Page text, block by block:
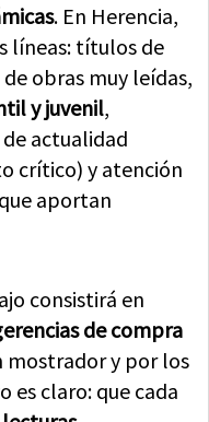
. En Herencia,
líneas: títulos de
obras muy leídas,
y juvenil,
de actualidad
crítico) y atención
aportan
consistirá en
de compra
mostrador y por los
es claro: que cada